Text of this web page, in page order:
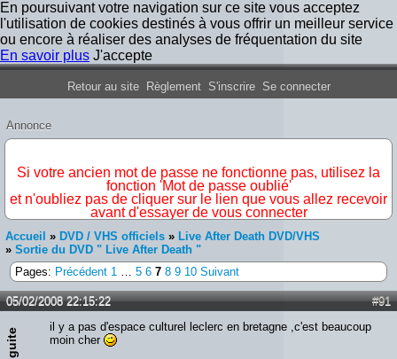
En poursuivant votre navigation sur ce site vous acceptez
l'utilisation de cookies destinés à vous offrir un meilleur service
ou encore à réaliser des analyses de fréquentation du site
En savoir plus J'accepte
Forum Iron Maiden France
Retour au site Règlement S'inscrire Se connecter
Annonce
Si votre ancien mot de passe ne fonctionne pas, utilisez la
fonction 'Mot de passe oublié'
et n'oubliez pas de cliquer sur le lien que vous allez recevoir
avant d'essayer de vous connecter
Accueil » DVD / VHS officiels » Live After Death DVD/VHS
» Sortie du DVD " Live After Death "
Pages: Précédent 1 … 5 6 7 8 9 10 Suivant
#91
05/02/2008 22:15:22
guite
il y a pas d'espace culturel leclerc en bretagne ,c'est beaucoup
moin cher